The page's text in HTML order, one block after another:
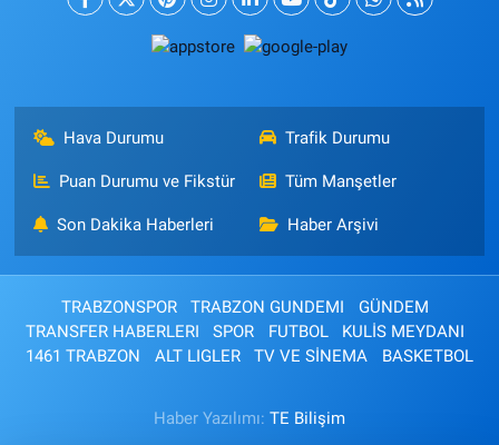
Hava Durumu Trafik Durumu
Puan Durumu ve Fikstür Tüm Manşetler
Son Dakika Haberleri Haber Arşivi
TRABZONSPOR TRABZON GUNDEMI
GÜNDEM
TRANSFER HABERLERI
SPOR FUTBOL
KULİS MEYDANI
1461 TRABZON
ALT LIGLER TV VE SİNEMA BASKETBOL
Haber Yazılımı: TE Bilişim